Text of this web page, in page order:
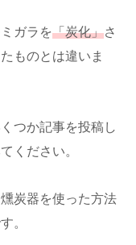
ガラを「炭化」さ
ものとは違いま
つか記事を投稿し
ください。
炭器を使った方法
。